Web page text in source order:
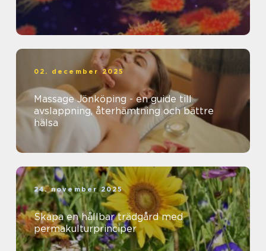
02. december 2025
Massage Jönköping - en guide till
avslappning, återhämtning och bättre
hälsa
24. november 2025
Skapa en hållbar trädgård med
permakulturprinciper